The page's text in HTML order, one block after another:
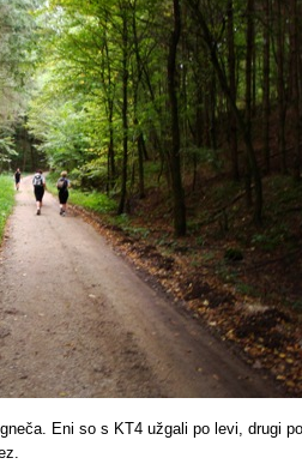
Eni so s KT4 užgali po levi, drugi po